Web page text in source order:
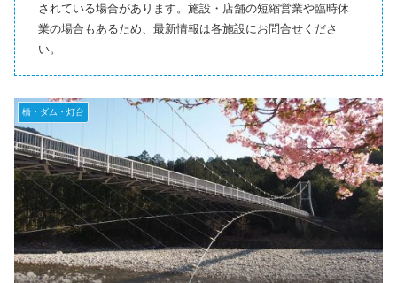
されている場合があります。施設・店舗の短縮営業や臨時休
業の場合もあるため、最新情報は各施設にお問合せくださ
い。
橋・ダム・灯台